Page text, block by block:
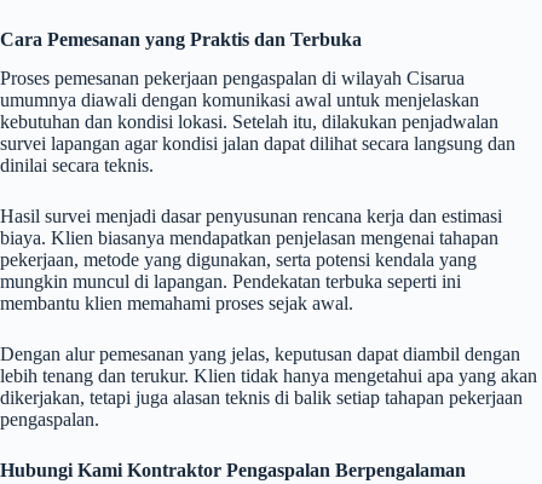
Cara Pemesanan yang Praktis dan Terbuka
Proses pemesanan pekerjaan pengaspalan di wilayah Cisarua
umumnya diawali dengan komunikasi awal untuk menjelaskan
kebutuhan dan kondisi lokasi. Setelah itu, dilakukan penjadwalan
survei lapangan agar kondisi jalan dapat dilihat secara langsung dan
dinilai secara teknis.
Hasil survei menjadi dasar penyusunan rencana kerja dan estimasi
biaya. Klien biasanya mendapatkan penjelasan mengenai tahapan
pekerjaan, metode yang digunakan, serta potensi kendala yang
mungkin muncul di lapangan. Pendekatan terbuka seperti ini
membantu klien memahami proses sejak awal.
Dengan alur pemesanan yang jelas, keputusan dapat diambil dengan
lebih tenang dan terukur. Klien tidak hanya mengetahui apa yang akan
dikerjakan, tetapi juga alasan teknis di balik setiap tahapan pekerjaan
pengaspalan.
Hubungi Kami Kontraktor Pengaspalan Berpengalaman